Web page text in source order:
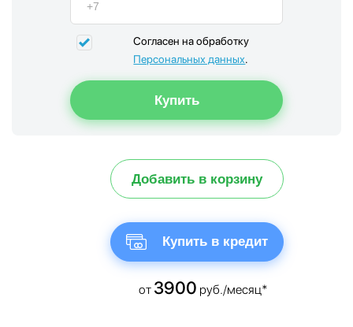
Согласен на обработку
Персональных данных.
Добавить в корзину
Купить в кредит
от 3900 руб./месяц*